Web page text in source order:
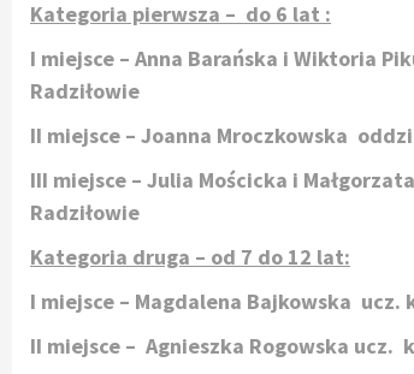
Kategoria pierwsza – do 6 lat :
I miejsce – Anna Barańska i Wiktoria
Radziłowie
II miejsce – Joanna Mroczkowska
III miejsce – Julia Mościcka i
Radziłowie
Kategoria druga – od 7 do 12 lat:
I miejsce – Magdalena Bajkowska ucz.
II miejsce – Agnieszka Rogowska ucz.